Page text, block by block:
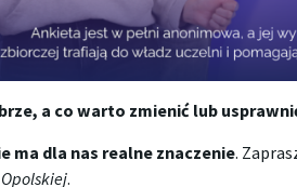
a co warto zmienić lub
ma dla nas realne znaczenie.
.